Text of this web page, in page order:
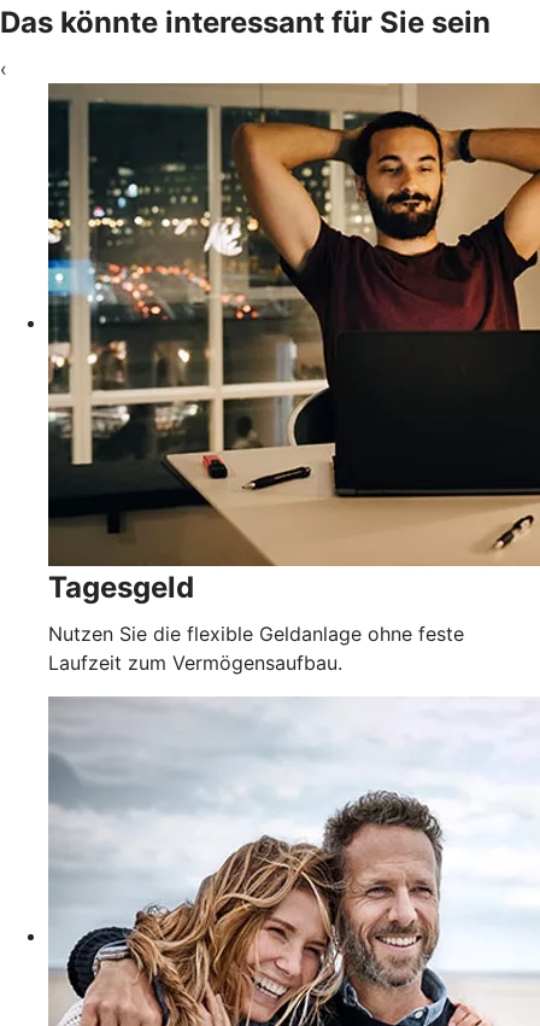
Das könnte interessant für Sie sein
‹
Tagesgeld
Nutzen Sie die flexible Geldanlage ohne feste
Laufzeit zum Vermögensaufbau.